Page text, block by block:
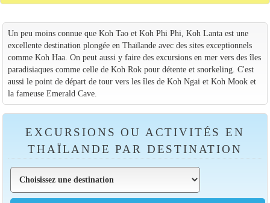
Un peu moins connue que Koh Tao et Koh Phi Phi, Koh Lanta est une
excellente destination plongée en Thaïlande avec des sites exceptionnels
comme Koh Haa. On peut aussi y faire des excursions en mer vers des îles
paradisiaques comme celle de Koh Rok pour détente et snorkeling. C'est
aussi le point de départ de tour vers les îles de Koh Ngai et Koh Mook et
la fameuse Emerald Cave.
EXCURSIONS OU ACTIVITÉS EN
THAÏLANDE PAR DESTINATION